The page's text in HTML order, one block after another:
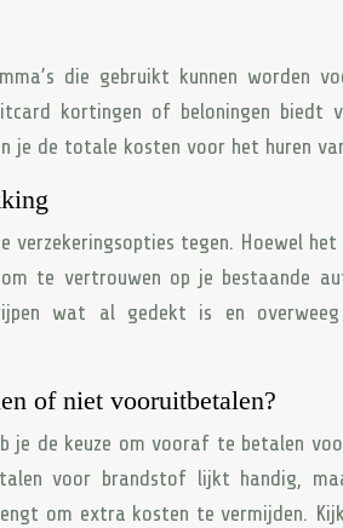
die gebruikt kunnen worden
kortingen of beloningen biedt
je de totale kosten voor het huren
verzekeringsopties tegen. Hoewel
te vertrouwen op je bestaande
wat al gedekt is en
of niet vooruitbetalen?
je de keuze om vooraf te betalen
voor brandstof lijkt handig,
om extra kosten te vermijden.